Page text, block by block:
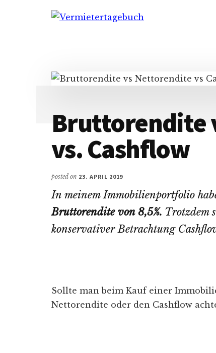
Additional
Bruttorendite
vs. Cashflow
posted on 23. APRIL 2019
In meinem Immobilienportfolio
Bruttorendite von 8,5%. Trotzdem
konservativer Betrachtung
Sollte man beim Kauf einer
Nettorendite oder den Cashflow